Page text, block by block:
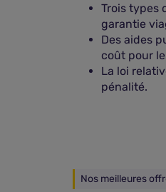
Trois types
garantie
Des aides
coût pour
La loi
pénalité.
Nos meilleures